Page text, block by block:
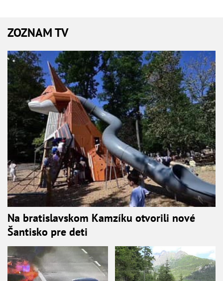
ZOZNAM TV
Na bratislavskom Kamzíku otvorili nové
Šantisko pre deti